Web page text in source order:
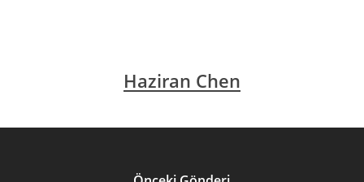
Haziran Chen